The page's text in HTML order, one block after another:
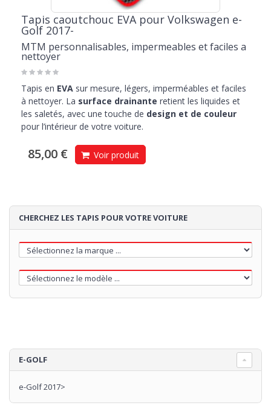
Tapis caoutchouc EVA pour Volkswagen e-
Golf 2017-
MTM personnalisables, impermeables et faciles a
nettoyer
Tapis en EVA sur mesure, légers, imperméables et faciles
à nettoyer. La surface drainante retient les liquides et
les saletés, avec une touche de design et de couleur
pour l’intérieur de votre voiture.
85,00 € Voir produit
CHERCHEZ LES TAPIS POUR VOTRE VOITURE
E-GOLF
e-Golf 2017>